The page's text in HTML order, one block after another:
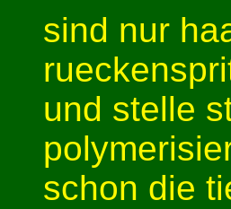
sind nur
und stelle
schon die